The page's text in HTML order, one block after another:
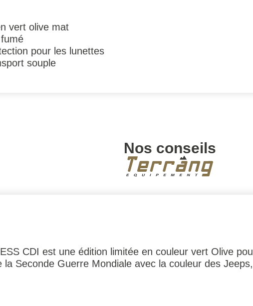
vert olive mat
pour les lunettes
souple
Nos conseils
CDI est une édition limitée en couleur vert Olive
la Seconde Guerre Mondiale avec la couleur des